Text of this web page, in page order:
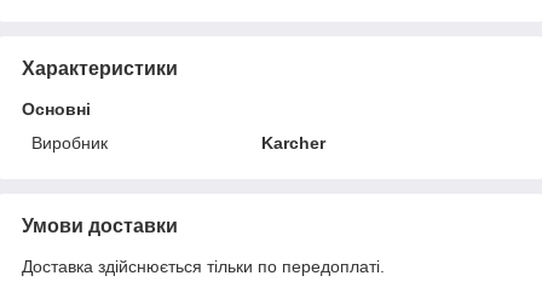
Характеристики
Основні
Виробник
Karcher
Умови доставки
Доставка здійснюється тільки по передоплаті.